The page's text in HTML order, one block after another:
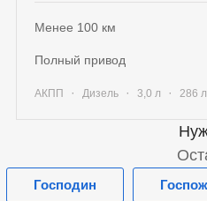
Менее 100 км
полный привод
АКПП · Дизель · 3,0 л · 286
Получить
Господин